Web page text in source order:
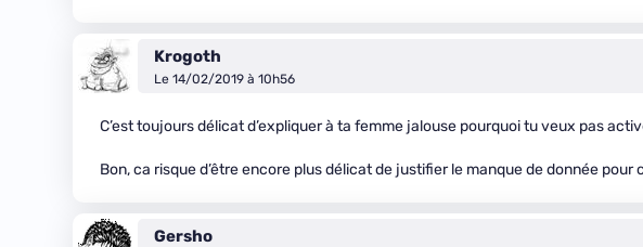
Krogoth
Le 14/02/2019 à 10h56
C’est toujours délicat d’expliquer à ta femme jalouse pourquoi tu veux pas
Bon, ca risque d’être encore plus délicat de justifier le manque de donnée
Gersho